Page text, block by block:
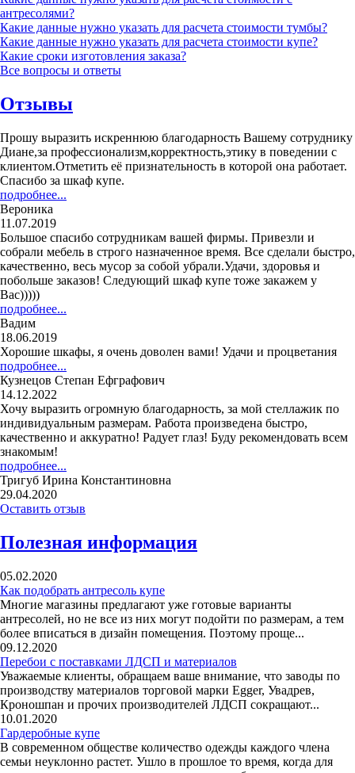
антресолями?
Какие данные нужно указать для расчета стоимости тумбы?
Какие данные нужно указать для расчета стоимости купе?
Какие сроки изготовления заказа?
Все вопросы и ответы
Отзывы
Прошу выразить искреннюю благодарность Вашему сотруднику
Диане,за профессионализм,корректность,этику в поведении с
клиентом.Отметить её признательность в которой она работает.
Спасибо за шкаф купе.
подробнее...
Вероника
11.07.2019
Большое спасибо сотрудникам вашей фирмы. Привезли и
собрали мебель в строго назначенное время. Все сделали быстро,
качественно, весь мусор за собой убрали.Удачи, здоровья и
побольше заказов! Следующий шкаф купе тоже закажем у
Вас)))))
подробнее...
Вадим
18.06.2019
Хорошие шкафы, я очень доволен вами! Удачи и процветания
подробнее...
Кузнецов Степан Ефграфович
14.12.2022
Хочу выразить огромную благодарность, за мой стеллажик по
индивидуальным размерам. Работа произведена быстро,
качественно и аккуратно! Радует глаз! Буду рекомендовать всем
знакомым!
подробнее...
Тригуб Ирина Константиновна
29.04.2020
Оставить отзыв
Полезная информация
05.02.2020
Как подобрать антресоль купе
Многие магазины предлагают уже готовые варианты
антресолей, но не все из них могут подойти по размерам, а тем
более вписаться в дизайн помещения. Поэтому проще...
09.12.2020
Перебои с поставками ЛДСП и материалов
Уважаемые клиенты, обращаем ваше внимание, что заводы по
производству материалов торговой марки Egger, Увадрев,
Кроношпан и прочих производителей ЛДСП сокращают...
10.01.2020
Гардеробные купе
В современном обществе количество одежды каждого члена
семьи неуклонно растет. Ушло в прошлое то время, когда для